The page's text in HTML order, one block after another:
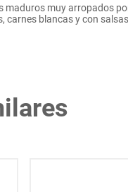
muy arropados
carnes blancas y con